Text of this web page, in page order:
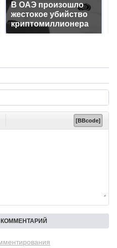
В ОАЭ произошло
жестокое убийство
криптомиллионера
[BBcode]